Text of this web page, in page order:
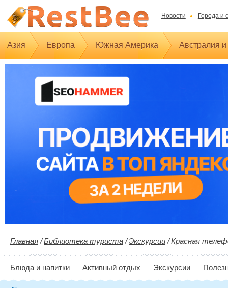
Новости Города и
Азия Европа Южная Америка Австралия
Главная /Библиотека туриста /Экскурсии /Красная
Блюда и напитки Активный отдых Экскурсии